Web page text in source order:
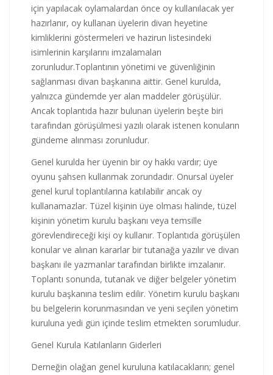
için yapılacak oylamalardan önce oy kullanılacak yer
hazırlanır, oy kullanan üyelerin divan heyetine
kimliklerini göstermeleri ve hazirun listesindeki
isimlerinin karşılarını imzalamaları
zorunludur.Toplantının yönetimi ve güvenliğinin
sağlanması divan başkanına aittir. Genel kurulda,
yalnızca gündemde yer alan maddeler görüşülür.
Ancak toplantıda hazır bulunan üyelerin beşte biri
tarafından görüşülmesi yazılı olarak istenen konuların
gündeme alınması zorunludur.
Genel kurulda her üyenin bir oy hakkı vardır; üye
oyunu şahsen kullanmak zorundadır. Onursal üyeler
genel kurul toplantılarına katılabilir ancak oy
kullanamazlar. Tüzel kişinin üye olması halinde, tüzel
kişinin yönetim kurulu başkanı veya temsille
görevlendireceği kişi oy kullanır. Toplantıda görüşülen
konular ve alınan kararlar bir tutanağa yazılır ve divan
başkanı ile yazmanlar tarafından birlikte imzalanır.
Toplantı sonunda, tutanak ve diğer belgeler yönetim
kurulu başkanına teslim edilir. Yönetim kurulu başkanı
bu belgelerin korunmasından ve yeni seçilen yönetim
kuruluna yedi gün içinde teslim etmekten sorumludur.
Genel Kurula Katılanların Giderleri
Derneğin olağan genel kuruluna katılacakların; genel